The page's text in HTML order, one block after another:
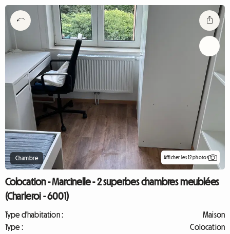
Chambre Afficher les 12 photos
Colocation - Marcinelle - 2 superbes chambres meublées
(Charleroi - 6001)
Type d'habitation :
Maison
Type :
Colocation